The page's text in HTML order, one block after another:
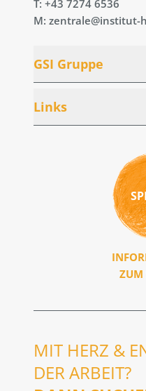
T: +43 7274 6536
M:
GSI Gruppe
Links
ZUM
MIT HERZ &
DER ARBEIT?